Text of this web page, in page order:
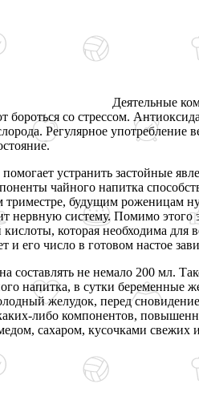
Деятельные
бороться со стрессом.
Регулярное употребление
устранить застойные
чайного напитка
будущим роженицам
систему. Помимо этого
которая необходима
его число в готовом настое
не немало 200 мл.
напитка, в сутки
желудок, перед
либо компонентов,
сахаром, кусочками свежих